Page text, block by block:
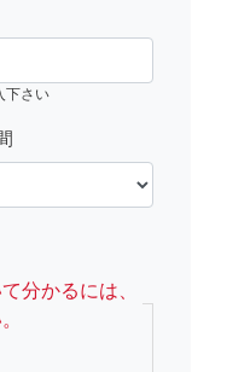
下さい
分かるには、